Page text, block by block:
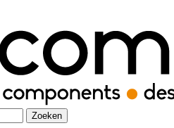
Zoeken